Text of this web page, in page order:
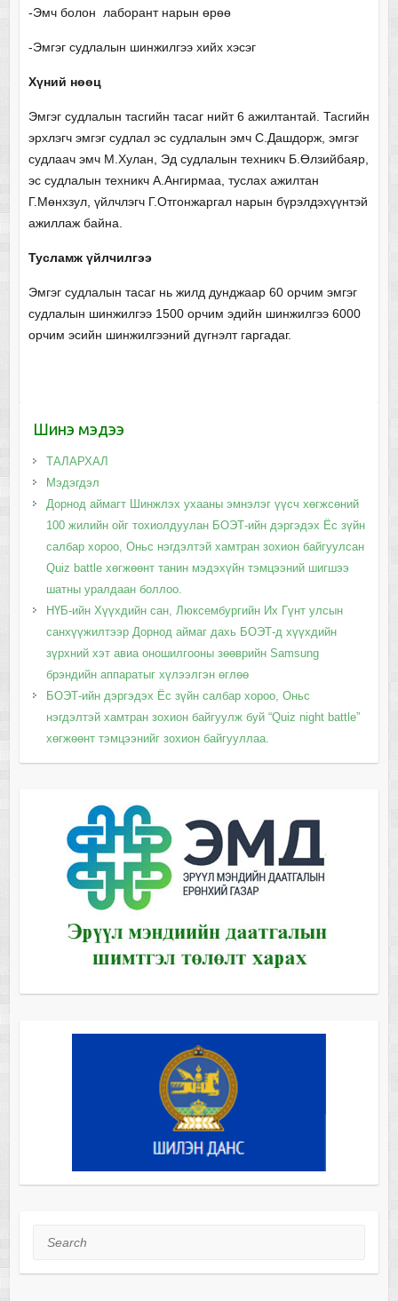
-Эмч болон лаборант нарын өрөө
-Эмгэг судлалын шинжилгээ хийх хэсэг
Хүний нөөц
Эмгэг судлалын тасгийн тасаг нийт 6 ажилтантай. Тасгийн
эрхлэгч эмгэг судлал эс судлалын эмч С.Дашдорж, эмгэг
судлаач эмч М.Хулан, Эд судлалын техникч Б.Өлзийбаяр,
эс судлалын техникч А.Ангирмаа, туслах ажилтан
Г.Мөнхзул, үйлчлэгч Г.Отгонжаргал нарын бүрэлдэхүүнтэй
ажиллаж байна.
Тусламж үйлчилгээ
Эмгэг судлалын тасаг нь жилд дунджаар 60 орчим эмгэг
судлалын шинжилгээ 1500 орчим эдийн шинжилгээ 6000
орчим эсийн шинжилгээний дүгнэлт гаргадаг.
Шинэ мэдээ
ТАЛАРХАЛ
Мэдэгдэл
Дорнод аймагт Шинжлэх ухааны эмнэлэг үүсч хөгжсөний
100 жилийн ойг тохиолдуулан БОЭТ-ийн дэргэдэх Ёс зүйн
салбар хороо, Оньс нэгдэлтэй хамтран зохион байгуулсан
Quiz battle хөгжөөнт танин мэдэхүйн тэмцээний шигшээ
шатны уралдаан боллоо.
НҮБ-ийн Хүүхдийн сан, Люксембургийн Их Гүнт улсын
санхүүжилтээр Дорнод аймаг дахь БОЭТ-д хүүхдийн
зүрхний хэт авиа оношилгооны зөөврийн Samsung
брэндийн аппаратыг хүлээлгэн өглөө
БОЭТ-ийн дэргэдэх Ёс зүйн салбар хороо, Оньс
нэгдэлтэй хамтран зохион байгуулж буй “Quiz night battle”
хөгжөөнт тэмцээнийг зохион байгууллаа.
Search